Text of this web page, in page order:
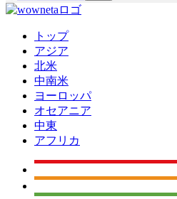
トップ
アジア
北米
中南米
ヨーロッパ
オセアニア
中東
アフリカ